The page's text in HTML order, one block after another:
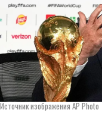
Источник изображения AP Photo